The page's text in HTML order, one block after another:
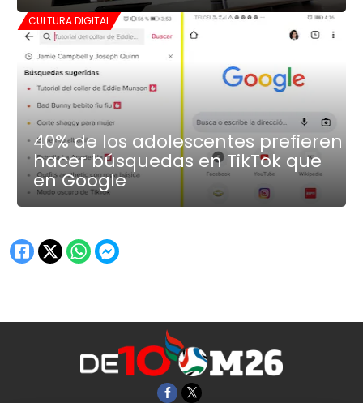
CULTURA DIGITAL
40% de los adolescentes prefieren
hacer búsquedas en TikTok que
en Google